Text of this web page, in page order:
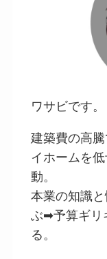
ワサビです。
建築費の高
イホームを
動。
本業の知識
ぶ➡予算ギリ
る。